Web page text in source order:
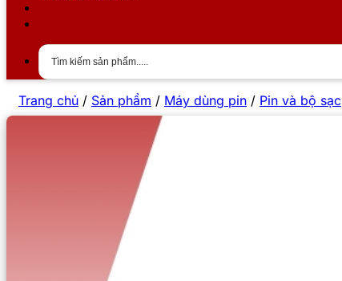
Trang chủ / Sản phẩm / Máy dùng pin / Pin và bộ sạc